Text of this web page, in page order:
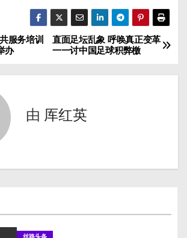
直面足坛乱象 呼唤真正变革
一一讨中国足球积弊檄
服务培训
办
由 厍红英